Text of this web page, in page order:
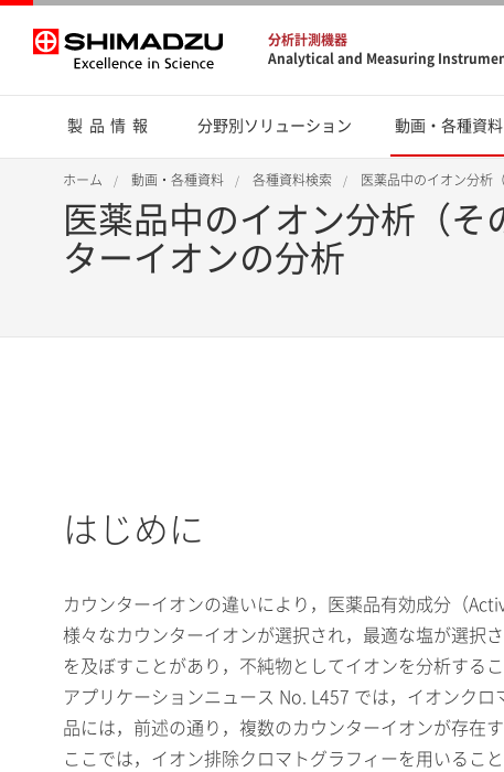
分析計測機器
Analytical and Measuring
製品情報 分野別ソリューション 動画・各種資料
ホーム 動画・各種資料 各種資料検索 医薬品中のイオン分析
医薬品中のイオン分析（
ターイオンの分析
はじめに
カウンターイオンの違いにより，医薬品有効成分（
様々なカウンターイオンが選択され，最適な塩が選択
を及ぼすことがあり，不純物としてイオンを分析する
アプリケーションニュース No. L457 では，イオンク
品には，前述の通り，複数のカウンターイオンが存在
ここでは，イオン排除クロマトグラフィーを用いるこ